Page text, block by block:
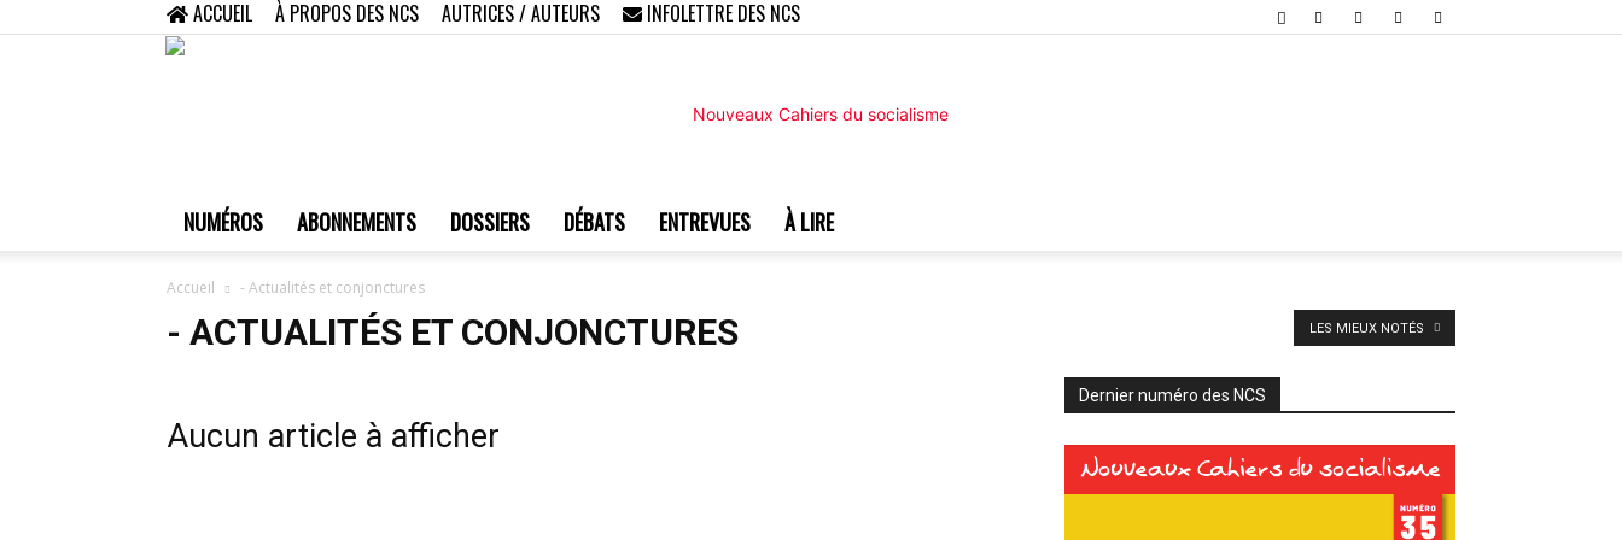
ACCUEIL À PROPOS DES NCS AUTRICES / AUTEURS INFOLETTRE DES NCS
NUMÉROS ABONNEMENTS DOSSIERS DÉBATS ENTREVUES À LIRE
Accueil - Actualités et conjonctures
- ACTUALITÉS ET CONJONCTURES LES MIEUX NOTÉS
Aucun article à afficher
Dernier numéro des NCS